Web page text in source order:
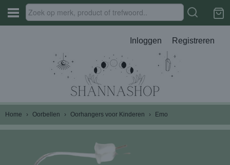
Inloggen Registreren
Home › Oorbellen › Oorhangers voor Kinderen › Emo